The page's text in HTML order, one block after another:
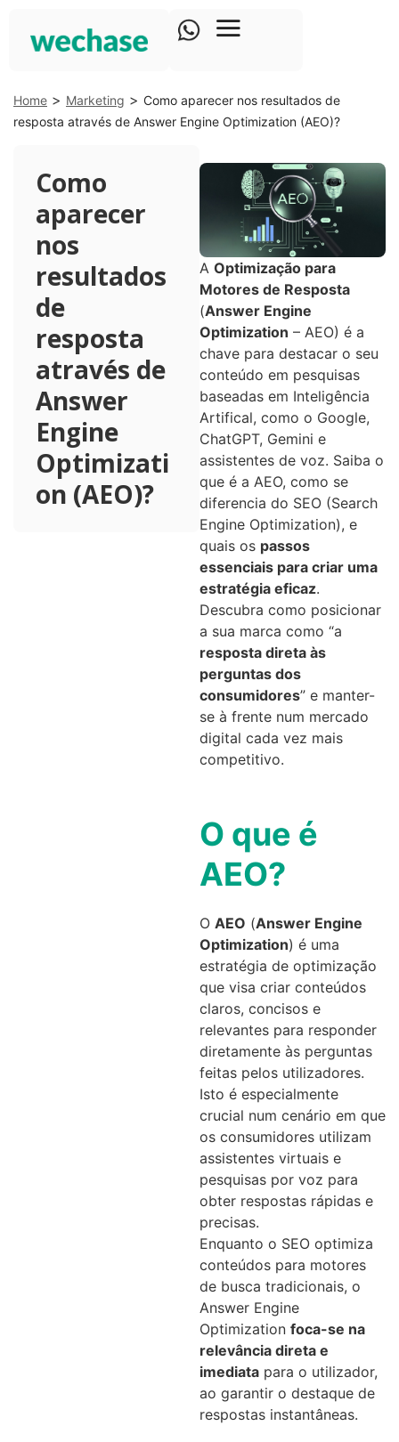
Home > Marketing > Como aparecer nos resultados de
resposta através de Answer Engine Optimization (AEO)?
Como
aparecer
nos
resultados
de
resposta
através de
Answer
Engine
Optimizati
on (AEO)?
A Optimização para
Motores de Resposta
(Answer Engine
Optimization – AEO) é a
chave para destacar o seu
conteúdo em pesquisas
baseadas em Inteligência
Artifical, como o Google,
ChatGPT, Gemini e
assistentes de voz. Saiba o
que é a AEO, como se
diferencia do SEO (Search
Engine Optimization), e
quais os passos
essenciais para criar uma
estratégia eficaz.
Descubra como posicionar
a sua marca como “a
resposta direta às
perguntas dos
consumidores” e manter-
se à frente num mercado
digital cada vez mais
competitivo.
O que é
AEO?
O AEO (Answer Engine
Optimization) é uma
estratégia de optimização
que visa criar conteúdos
claros, concisos e
relevantes para responder
diretamente às perguntas
feitas pelos utilizadores.
Isto é especialmente
crucial num cenário em que
os consumidores utilizam
assistentes virtuais e
pesquisas por voz para
obter respostas rápidas e
precisas.
Enquanto o SEO optimiza
conteúdos para motores
de busca tradicionais, o
Answer Engine
Optimization foca-se na
relevância direta e
imediata para o utilizador,
ao garantir o destaque de
respostas instantâneas.